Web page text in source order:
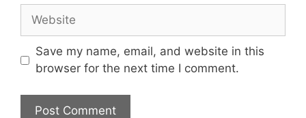
Website
Save my name, email, and website in this
browser for the next time I comment.